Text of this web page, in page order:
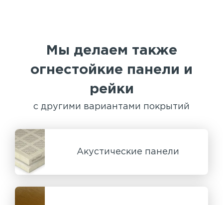
Мы делаем также
огнестойкие панели и
рейки
с другими вариантами покрытий
Акустические панели